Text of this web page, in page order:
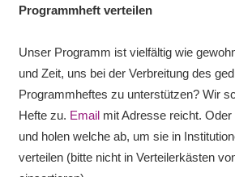
Programmheft verteilen
Unser Programm ist vielfältig wie
und Zeit, uns bei der Verbreitung des
Programmheftes zu unterstützen? Wir
Hefte zu. Emailmit Adresse reicht.
und holen welche ab, um sie in
verteilen (bitte nicht in Verteilerkästen